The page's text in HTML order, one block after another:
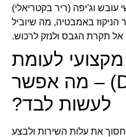
עובש וג'יפה (ריר בקטריאלי)
הניקוז באמבטיה, מה שיוביל
תקרת הגבס ולנזק לרכוש.
מקצועי לעומת
ניקוי עצמאי (DIY) – מה אפשר
לעשות לבד?
את עלות השירות ולבצע